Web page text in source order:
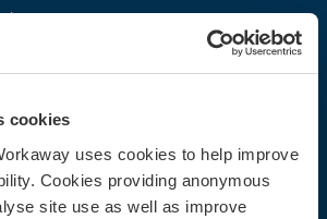
cookies
uses cookies to help improve
Cookies providing anonymous
site use as well as improve